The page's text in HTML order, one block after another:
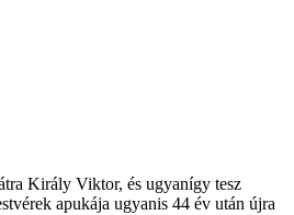
Király Viktor, és ugyanígy tesz
apukája ugyanis 44 év után újra